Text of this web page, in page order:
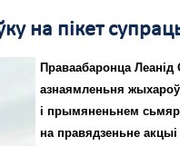
на пікет
Праваабаронца Леанід
азнаямленьня
і прымяненьнем
на правядзеньне